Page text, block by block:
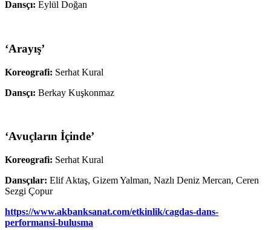
Dansçı: Eylül Doğan
‘Arayış’
Koreografi: Serhat Kural
Dansçı: Berkay Kuşkonmaz
‘Avuçların İçinde’
Koreografi: Serhat Kural
Dansçılar: Elif Aktaş, Gizem Yalman, Nazlı Deniz Mercan, Ceren
Sezgi Çopur
https://www.akbanksanat.com/etkinlik/cagdas-dans-
performansi-bulusma